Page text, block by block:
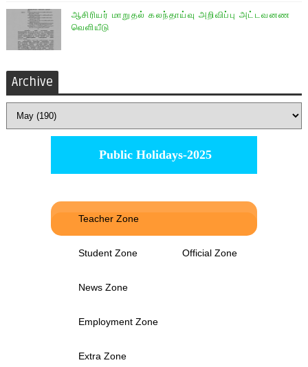
ஆசிரியர் மாறுதல் கலந்தாய்வு அறிவிப்பு அட்டவனண
வெளியீடு
Archive
Public Holidays-2025
Teacher Zone
Student Zone Official Zone
News Zone
Employment Zone
Extra Zone